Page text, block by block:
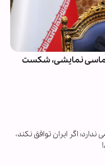
نمایشی، شکست
اگر ایران توافق نکند،